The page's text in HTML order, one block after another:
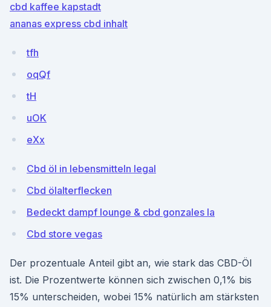
cbd kaffee kapstadt
ananas express cbd inhalt
tfh
oqQf
tH
uOK
eXx
Cbd öl in lebensmitteln legal
Cbd ölalterflecken
Bedeckt dampf lounge & cbd gonzales la
Cbd store vegas
Der prozentuale Anteil gibt an, wie stark das CBD-Öl
ist. Die Prozentwerte können sich zwischen 0,1% bis
15% unterscheiden, wobei 15% natürlich am stärksten